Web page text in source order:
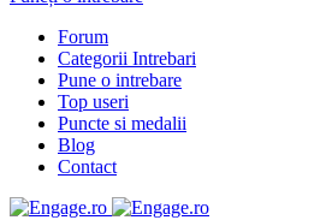
Forum
Categorii Intrebari
Pune o intrebare
Top useri
Puncte si medalii
Blog
Contact